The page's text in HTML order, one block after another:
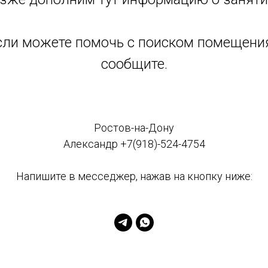
можете помочь с поиском
сообщите.
Ростов-на-Дону
Александр +7(918)-524-4754
Напишите в месседжер, нажав на кнопку ниже: